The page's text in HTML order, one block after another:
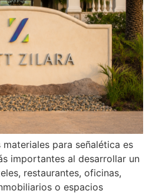
para señalética es
importantes al desarrollar un
restaurantes, oficinas,
o espacios